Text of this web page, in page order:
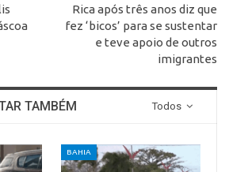
Rica após três anos diz que
fez ‘bicos’ para se sustentar
e teve apoio de outros
imigrantes
Todos
TAMBÉM
BAHIA